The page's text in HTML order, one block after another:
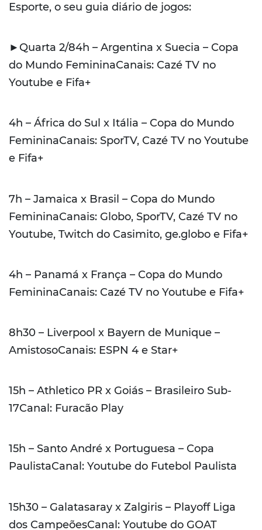
Esporte, o seu guia diário de jogos:
►Quarta 2/84h – Argentina x Suecia – Copa
do Mundo FemininaCanais: Cazé TV no
Youtube e Fifa+
4h – África do Sul x Itália – Copa do Mundo
FemininaCanais: SporTV, Cazé TV no Youtube
e Fifa+
7h – Jamaica x Brasil – Copa do Mundo
FemininaCanais: Globo, SporTV, Cazé TV no
Youtube, Twitch do Casimito, ge.globo e Fifa+
4h – Panamá x França – Copa do Mundo
FemininaCanais: Cazé TV no Youtube e Fifa+
8h30 – Liverpool x Bayern de Munique –
AmistosoCanais: ESPN 4 e Star+
15h – Athletico PR x Goiás – Brasileiro Sub-
17Canal: Furacão Play
15h – Santo André x Portuguesa – Copa
PaulistaCanal: Youtube do Futebol Paulista
15h30 – Galatasaray x Zalgiris – Playoff Liga
dos CampeõesCanal: Youtube do GOAT